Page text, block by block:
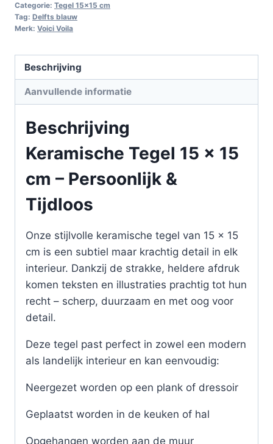
Categorie: Tegel 15x15 cm
Tag: Delfts blauw
Merk: Voici Voila
Beschrijving
Aanvullende informatie
Beschrijving
Keramische Tegel 15 x 15
cm – Persoonlijk &
Tijdloos
Onze stijlvolle keramische tegel van 15 x 15
cm is een subtiel maar krachtig detail in elk
interieur. Dankzij de strakke, heldere afdruk
komen teksten en illustraties prachtig tot hun
recht – scherp, duurzaam en met oog voor
detail.
Deze tegel past perfect in zowel een modern
als landelijk interieur en kan eenvoudig:
Neergezet worden op een plank of dressoir
Geplaatst worden in de keuken of hal
Opgehangen worden aan de muur